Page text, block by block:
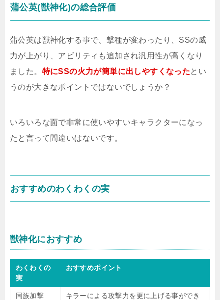
蒲公英(獣神化)の総合評価
蒲公英は獣神化する事で、撃種が変わったり、SSの威
力が上がり、アビリティも追加され汎用性が高くなり
ました。 特にSSの火力が簡単に出しやすくなったとい
うのが大きなポイントではないでしょうか？
いろいろな面で非常に使いやすいキャラクターになっ
たと言って間違いはないです。
おすすめのわくわくの実
獣神化におすすめ
わくわくの
実
おすすめポイント
同族加撃
キラーによる攻撃力を更に上げる事ができ